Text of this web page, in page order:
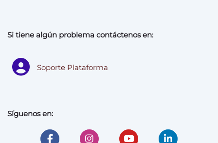
Si tiene algún problema contáctenos en:
Soporte Plataforma
Síguenos en: